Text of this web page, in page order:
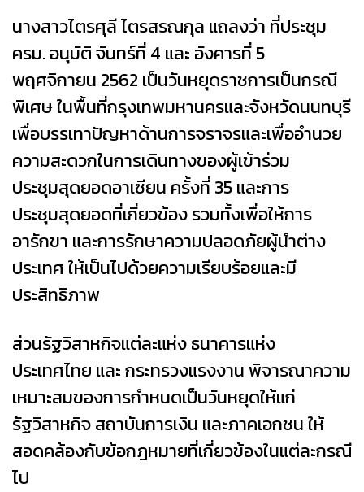
นางสาวไตรศุลี ไตรสรณกุล แถลงว่า ที่ประชุม
ครม. อนุมัติ จันทร์ที่ 4 และ อังคารที่ 5
พฤศจิกายน 2562 เป็นวันหยุดราชการเป็นกรณี
พิเศษ ในพื้นที่กรุงเทพมหานครและจังหวัดนนทบุรี
เพื่อบรรเทาปัญหาด้านการจราจรและเพื่ออำนวย
ความสะดวกในการเดินทางของผู้เข้าร่วม
ประชุมสุดยอดอาเซียน ครั้งที่ 35 และการ
ประชุมสุดยอดที่เกี่ยวข้อง รวมทั้งเพื่อให้การ
อารักขา และการรักษาความปลอดภัยผู้นำต่าง
ประเทศ ให้เป็นไปด้วยความเรียบร้อยและมี
ประสิทธิภาพ
ส่วนรัฐวิสาหกิจแต่ละแห่ง ธนาคารแห่ง
ประเทศไทย และ กระทรวงแรงงาน พิจารณาความ
เหมาะสมของการกำหนดเป็นวันหยุดให้แก่
รัฐวิสาหกิจ สถาบันการเงิน และภาคเอกชน ให้
สอดคล้องกับข้อกฎหมายที่เกี่ยวข้องในแต่ละกรณี
ไป